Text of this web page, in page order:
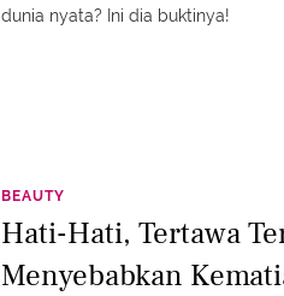
dunia nyata? Ini dia buktinya!
BEAUTY
Hati-Hati, Tertawa
Menyebabkan